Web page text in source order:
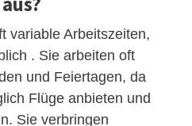
variable Arbeitszeiten,
. Sie arbeiten oft
und Feiertagen, da
Flüge anbieten und
Sie verbringen